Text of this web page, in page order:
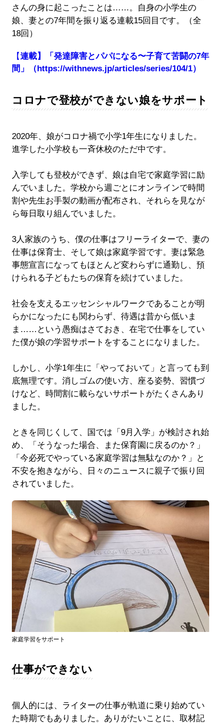
さんの身に起こったことは……。自身の小学生の
娘、妻との7年間を振り返る連載15回目です。（全
18回）
【連載】「発達障害とパパになる〜子育て苦闘の7年
間」
（https://withnews.jp/articles/series/104/1）
コロナで登校ができない娘をサポート
2020年、娘がコロナ禍で小学1年生になりました。
進学した小学校も一斉休校のただ中です。
入学しても登校ができず、娘は自宅で家庭学習に励
んでいました。学校から週ごとにオンラインで時間
割や先生お手製の動画が配布され、それらを見なが
ら毎日取り組んでいました。
3人家族のうち、僕の仕事はフリーライターで、妻の
仕事は保育士、そして娘は家庭学習です。妻は緊急
事態宣言になってもほとんど変わらずに通勤し、預
けられる子どもたちの保育を続けていました。
社会を支えるエッセンシャルワークであることが明
らかになったにも関わらず、待遇は昔から低いま
ま……という愚痴はさておき、在宅で仕事をしてい
た僕が娘の学習サポートをすることになりました。
しかし、小学1年生に「やっておいて」と言っても到
底無理です。消しゴムの使い方、座る姿勢、習慣づ
けなど、時間割に載らないサポートがたくさんあり
ました。
ときを同じくして、国では「9月入学」が検討され始
め、「そうなった場合、また保育園に戻るのか？」
「今必死でやっている家庭学習は無駄なのか？」と
不安を抱きながら、日々のニュースに親子で振り回
されていました。
家庭学習をサポート
仕事ができない
個人的には、ライターの仕事が軌道に乗り始めてい
た時期でもありました。ありがたいことに、取材記